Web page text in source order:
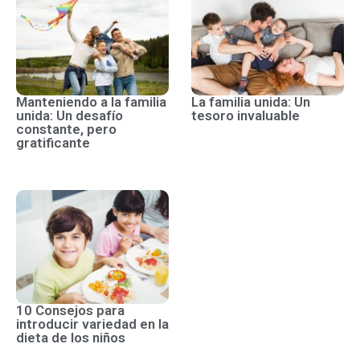
Manteniendo a la familia
unida: Un desafío
constante, pero
gratificante
La familia unida: Un
tesoro invaluable
10 Consejos para
introducir variedad en la
dieta de los niños